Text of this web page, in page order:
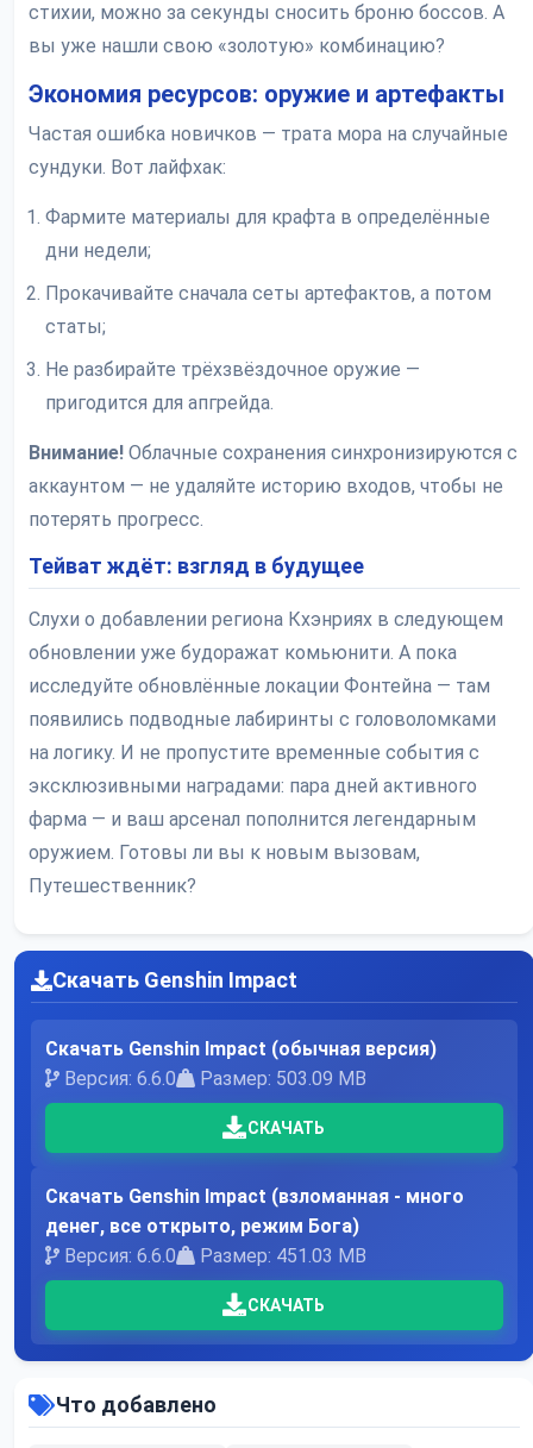
стихии, можно за секунды сносить броню боссов. А
вы уже нашли свою «золотую» комбинацию?
Экономия ресурсов: оружие и артефакты
Частая ошибка новичков — трата мора на случайные
сундуки. Вот лайфхак:
Фармите материалы для крафта в определённые
дни недели;
Прокачивайте сначала сеты артефактов, а потом
статы;
Не разбирайте трёхзвёздочное оружие —
пригодится для апгрейда.
Внимание! Облачные сохранения синхронизируются с
аккаунтом — не удаляйте историю входов, чтобы не
потерять прогресс.
Тейват ждёт: взгляд в будущее
Слухи о добавлении региона Кхэнриях в следующем
обновлении уже будоражат комьюнити. А пока
исследуйте обновлённые локации Фонтейна — там
появились подводные лабиринты с головоломками
на логику. И не пропустите временные события с
эксклюзивными наградами: пара дней активного
фарма — и ваш арсенал пополнится легендарным
оружием. Готовы ли вы к новым вызовам,
Путешественник?
Скачать Genshin Impact
Скачать Genshin Impact (обычная версия)
Версия: 6.6.0
Размер: 503.09 MB
СКАЧАТЬ
Скачать Genshin Impact (взломанная - много
денег, все открыто, режим Бога)
Версия: 6.6.0
Размер: 451.03 MB
СКАЧАТЬ
Что добавлено